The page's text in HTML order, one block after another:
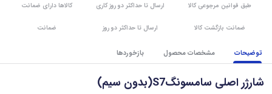
طبق قوانین مرجوعی کالا
ضمانت بازگشت کالا
ارسال تا حداکثر دو روز کاری
ارسال تا حداکثر دو روز
کالاها دارای ضمانت
ضمانت
توضیحات مشخصات محصول بازخوردها
شارژر اصلی سامسونگS7(بدون سیم)